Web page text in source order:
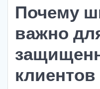
Почему
важно
клиентов